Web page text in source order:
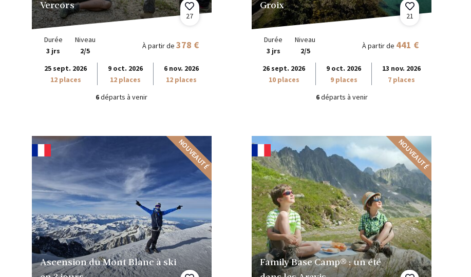
Vercors
27
Durée
3 jrs
Niveau
2/5
À partir de 378 €
25 sept. 2026
12 places
9 oct. 2026
12 places
6 nov. 2026
12 places
6départs à venir
Groix
21
Durée
3 jrs
Niveau
2/5
À partir de 441 €
26 sept. 2026
10 places
9 oct. 2026
9 places
13 nov. 2026
7 places
6départs à venir
NOUVEAUTÉ
Ascension du Mont Blanc à ski
NOUVEAUTÉ
Family Base Camp® : un été